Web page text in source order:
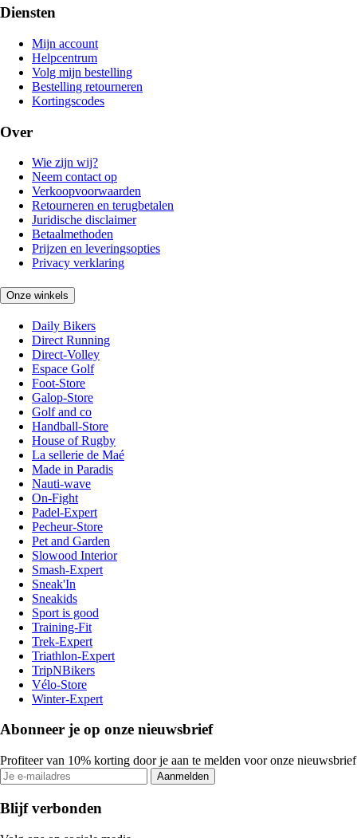
Diensten
Mijn account
Helpcentrum
Volg mijn bestelling
Bestelling retourneren
Kortingscodes
Over
Wie zijn wij?
Neem contact op
Verkoopvoorwaarden
Retourneren en terugbetalen
Juridische disclaimer
Betaalmethoden
Prijzen en leveringsopties
Privacy verklaring
Onze winkels
Daily Bikers
Direct Running
Direct-Volley
Espace Golf
Foot-Store
Galop-Store
Golf and co
Handball-Store
House of Rugby
La sellerie de Maé
Made in Paradis
Nauti-wave
On-Fight
Padel-Expert
Pecheur-Store
Pet and Garden
Slowood Interior
Smash-Expert
Sneak'In
Sneakids
Sport is good
Training-Fit
Trek-Expert
Triathlon-Expert
TripNBikers
Vélo-Store
Winter-Expert
Abonneer je op onze nieuwsbrief
Profiteer van 10% korting door je aan te melden voor onze nieuwsbrief
Aanmelden
Blijf verbonden